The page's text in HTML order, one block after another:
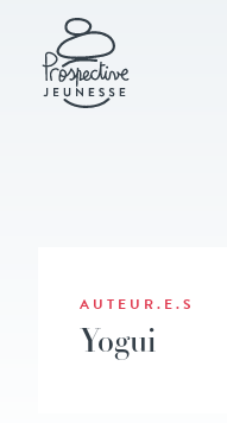
AUTEUR.E.S
Yogui